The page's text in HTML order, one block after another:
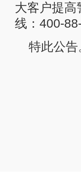
大客户提高
线：400-
特此公告